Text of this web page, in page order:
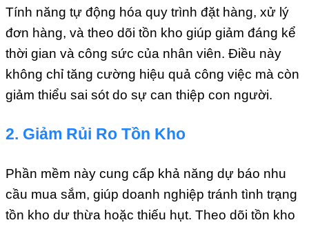
Tính năng tự động hóa quy trình đặt hàng, xử lý
đơn hàng, và theo dõi tồn kho giúp giảm đáng kể
thời gian và công sức của nhân viên. Điều này
không chỉ tăng cường hiệu quả công việc mà còn
giảm thiểu sai sót do sự can thiệp con người.
2. Giảm Rủi Ro Tồn Kho
Phần mềm này cung cấp khả năng dự báo nhu
cầu mua sắm, giúp doanh nghiệp tránh tình trạng
tồn kho dư thừa hoặc thiếu hụt. Theo dõi tồn kho